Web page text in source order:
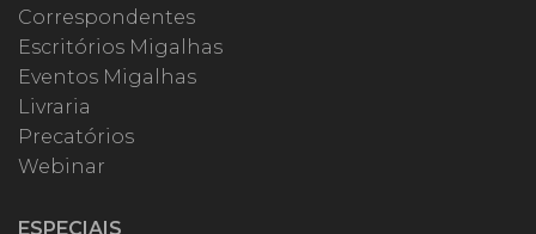
Correspondentes
Escritórios Migalhas
Eventos Migalhas
Livraria
Precatórios
Webinar
ESPECIAIS